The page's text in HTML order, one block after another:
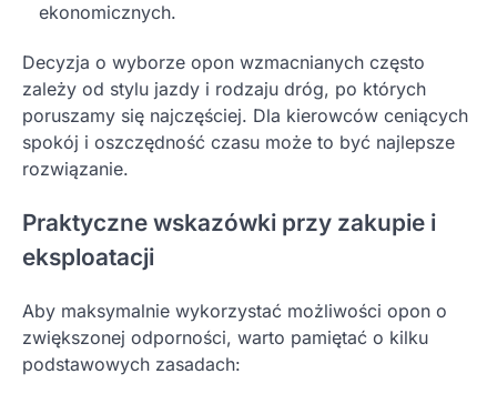
ekonomicznych.
Decyzja o wyborze opon wzmacnianych często
zależy od stylu jazdy i rodzaju dróg, po których
poruszamy się najczęściej. Dla kierowców ceniących
spokój i oszczędność czasu może to być najlepsze
rozwiązanie.
Praktyczne wskazówki przy zakupie i
eksploatacji
Aby maksymalnie wykorzystać możliwości opon o
zwiększonej odporności, warto pamiętać o kilku
podstawowych zasadach: